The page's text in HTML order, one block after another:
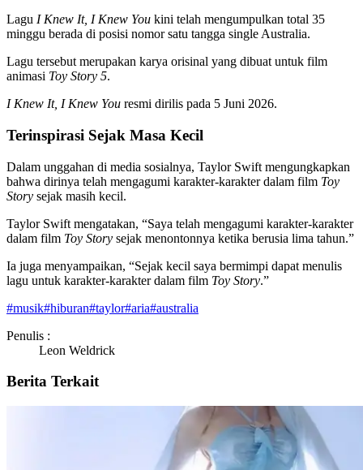
Lagu I Knew It, I Knew You kini telah mengumpulkan total 35
minggu berada di posisi nomor satu tangga single Australia.
Lagu tersebut merupakan karya orisinal yang dibuat untuk film
animasi Toy Story 5.
I Knew It, I Knew You resmi dirilis pada 5 Juni 2026.
Terinspirasi Sejak Masa Kecil
Dalam unggahan di media sosialnya, Taylor Swift mengungkapkan
bahwa dirinya telah mengagumi karakter-karakter dalam film Toy
Story sejak masih kecil.
Taylor Swift mengatakan, “Saya telah mengagumi karakter-karakter
dalam film Toy Story sejak menontonnya ketika berusia lima tahun.”
Ia juga menyampaikan, “Sejak kecil saya bermimpi dapat menulis
lagu untuk karakter-karakter dalam film Toy Story.”
#musik#hiburan#taylor#aria#australia
Penulis :
Leon Weldrick
Berita Terkait